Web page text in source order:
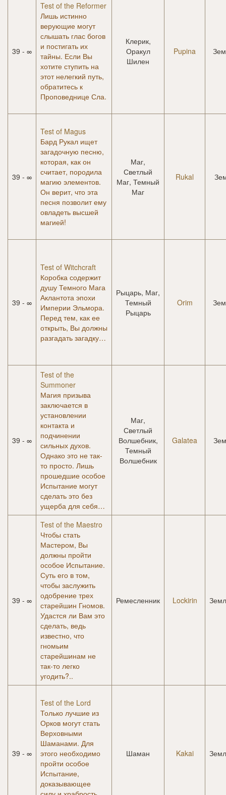
39 - ∞
Test of the Reformer
Лишь истинно
верующие могут
слышать глас богов
и постигать их
тайны. Если Вы
хотите ступить на
этот нелегкий путь,
обратитесь к
Проповеднице Сла.
Клерик,
Оракул
Шилен
Pupina
39 - ∞
Test of Magus
Бард Рукал ищет
загадочную песню,
которая, как он
считает, породила
магию элементов.
Он верит, что эта
песня позволит ему
овладеть высшей
магией!
Маг,
Светлый
Маг, Темный
Маг
Rukal
39 - ∞
Test of Witchcraft
Коробка содержит
душу Темного Мага
Аклантота эпохи
Империи Эльмора.
Перед тем, как ее
открыть, Вы должны
разгадать загадку…
Рыцарь, Маг,
Темный
Рыцарь
Orim
39 - ∞
Test of the
Summoner
Магия призыва
заключается в
установлении
контакта и
подчинении
сильных духов.
Однако это не так-
то просто. Лишь
прошедшие особое
Испытание могут
сделать это без
ущерба для себя…
Маг,
Светлый
Волшебник,
Темный
Волшебник
Galatea
39 - ∞
Test of the Maestro
Чтобы стать
Мастером, Вы
должны пройти
особое Испытание.
Суть его в том,
чтобы заслужить
одобрение трех
старейшин Гномов.
Удастся ли Вам это
сделать, ведь
известно, что
гномьим
старейшинам не
так-то легко
угодить?..
Ремесленник Lockirin
39 - ∞
Test of the Lord
Только лучшие из
Орков могут стать
Верховными
Шаманами. Для
этого необходимо
пройти особое
Испытание,
доказывающее
Шаман Kakai